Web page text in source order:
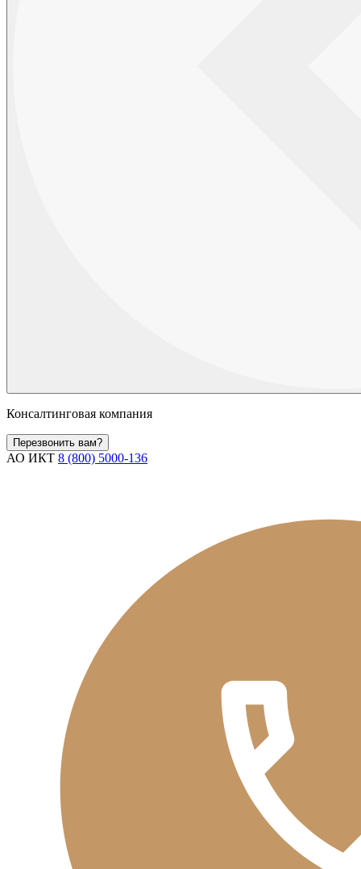
Консалтинговая компания
Перезвонить вам?
АО ИКТ 8 (800) 5000-136